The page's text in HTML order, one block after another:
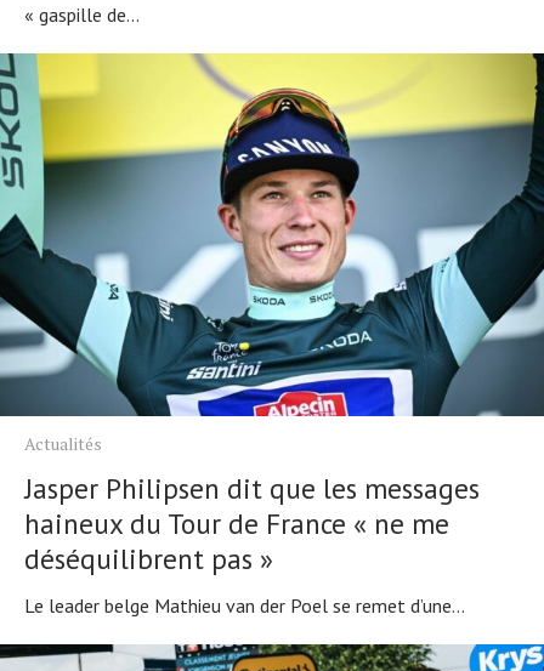
« gaspille de...
Actualités
Jasper Philipsen dit que les messages
haineux du Tour de France « ne me
déséquilibrent pas »
Le leader belge Mathieu van der Poel se remet d’une...